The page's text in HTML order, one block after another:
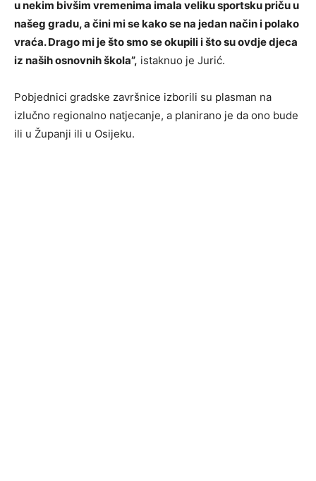
u nekim bivšim vremenima imala veliku sportsku priču u
našeg gradu, a čini mi se kako se na jedan način i polako
vraća. Drago mi je što smo se okupili i što su ovdje djeca
iz naših osnovnih škola”, istaknuo je Jurić.
Pobjednici gradske završnice izborili su plasman na
izlučno regionalno natjecanje, a planirano je da ono bude
ili u Županji ili u Osijeku.